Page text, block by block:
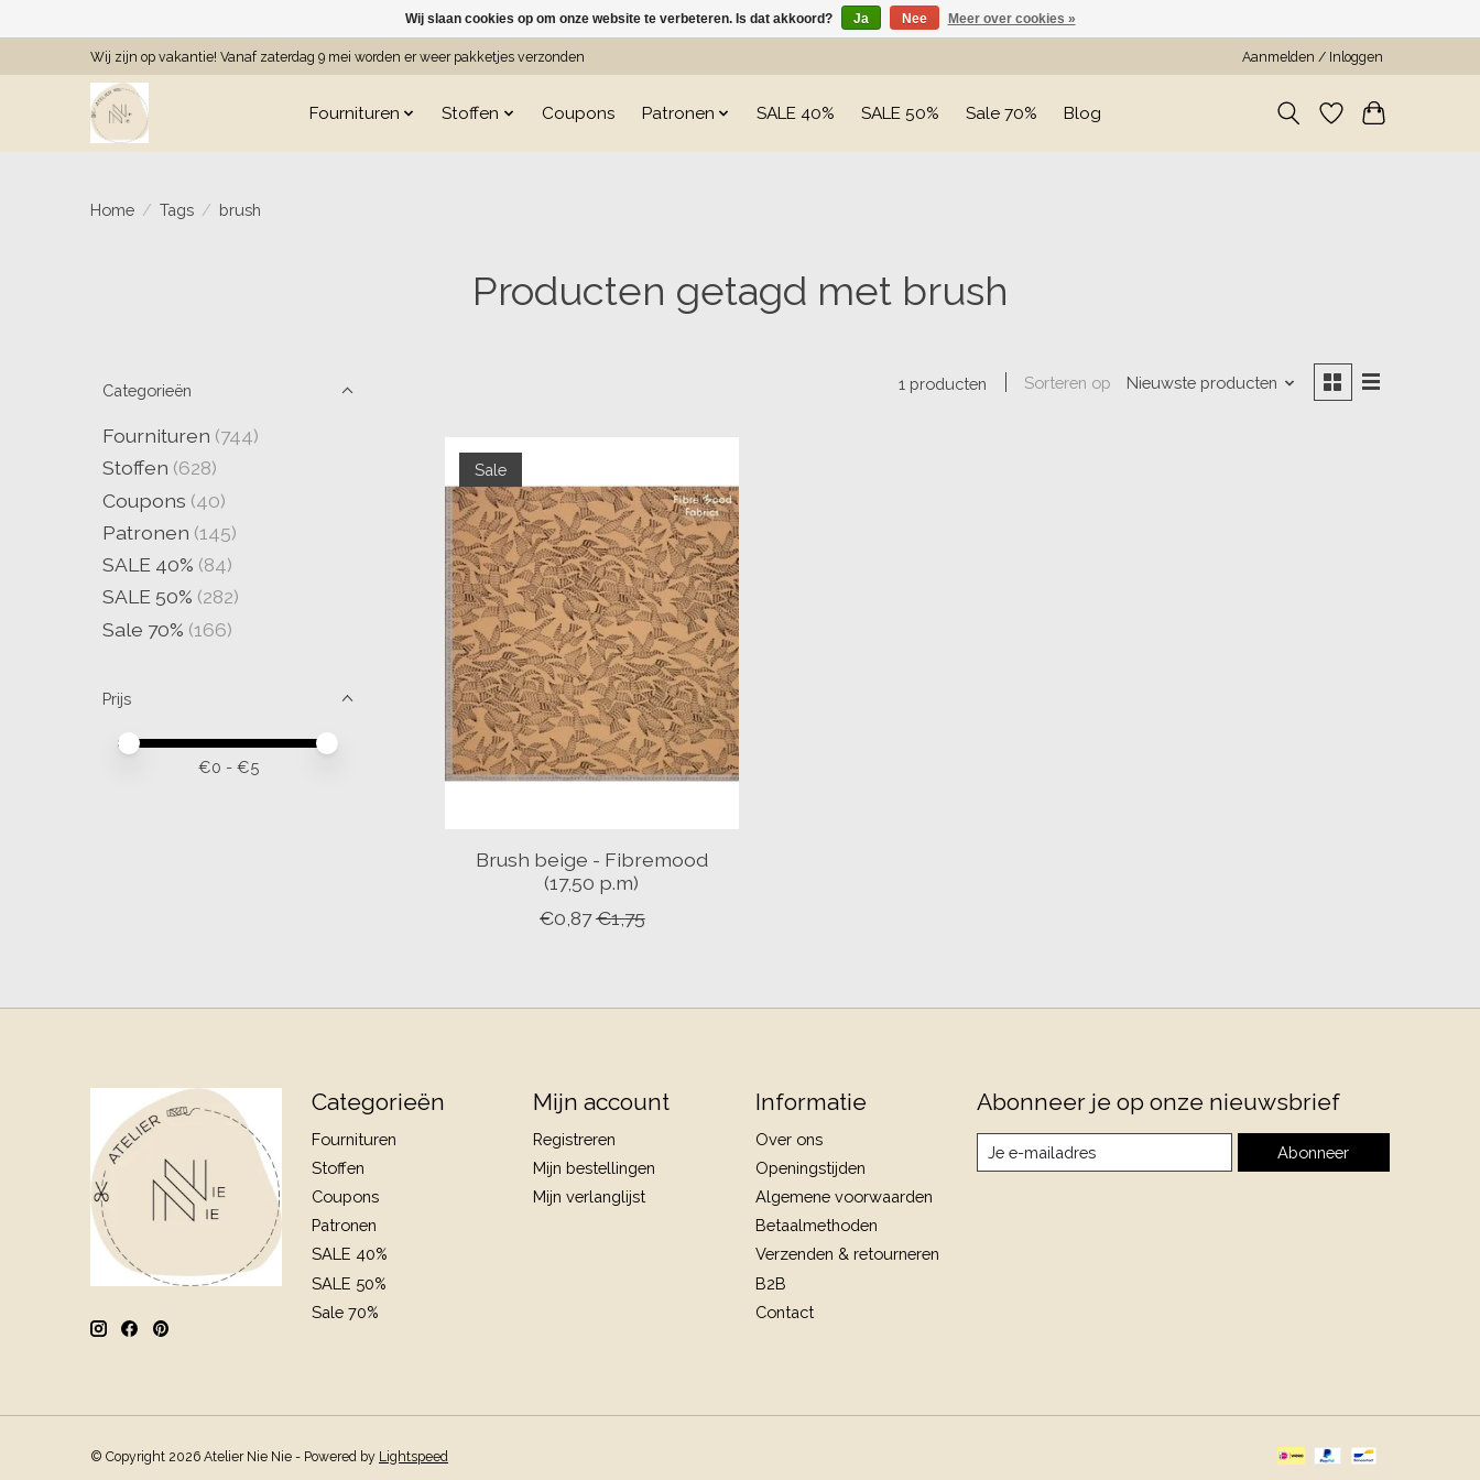
Wij zijn op vakantie! Vanaf zaterdag 9 mei worden er weer pakketjes verzonden Aanmelden / Inloggen
Fournituren Stoffen Coupons Patronen SALE 40% SALE 50% Sale 70% Blog
Home / Tags / brush
Producten getagd met brush
Categorieën
Fournituren (744)
Stoffen (628)
Coupons (40)
Patronen (145)
SALE 40% (84)
SALE 50% (282)
Sale 70% (166)
Prijs
Minimale prijswaarde
Price maximum value
€0 - €5
1 producten Sorteren op Nieuwste producten
Sale
Brush beige - Fibremood
(17,50 p.m)
€0,87€1,75
Categorieën
Fournituren
Stoffen
Coupons
Patronen
SALE 40%
SALE 50%
Sale 70%
Mijn account
Registreren
Mijn bestellingen
Mijn verlanglijst
Informatie
Over ons
Openingstijden
Algemene voorwaarden
Betaalmethoden
Verzenden & retourneren
B2B
Contact
Abonneer je op onze nieuwsbrief
Abonneer
© Copyright 2026 Atelier Nie Nie - Powered by Lightspeed
Wij slaan cookies op om onze website te verbeteren. Is dat akkoord? Ja Nee Meer over cookies »